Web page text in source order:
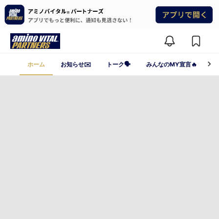
ホーム お知らせ✉️ トーク🗣️ みんなのMY宣言🔥